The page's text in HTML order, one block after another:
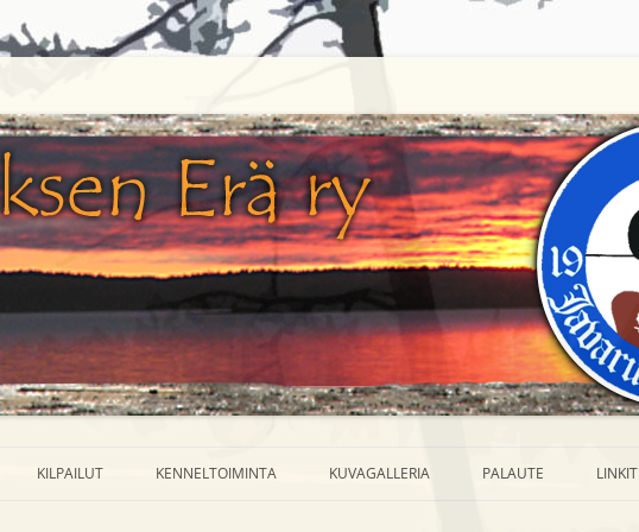
KILPAILUT KENNELTOIMINTA KUVAGALLERIA PALAUTE LINKIT